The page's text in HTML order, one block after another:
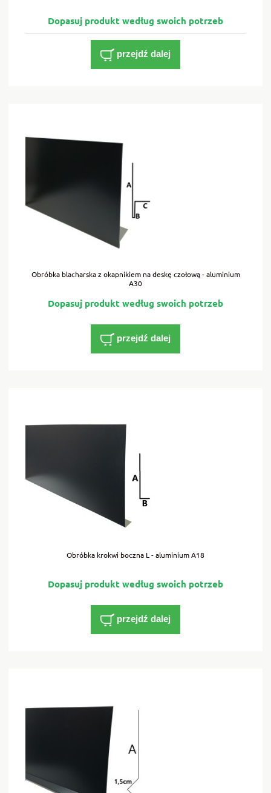
przejdź dalej
Obróbka blacharska z okapnikiem na deskę czołową - aluminium
A30
przejdź dalej
Obróbka krokwi boczna L - aluminium A18
przejdź dalej